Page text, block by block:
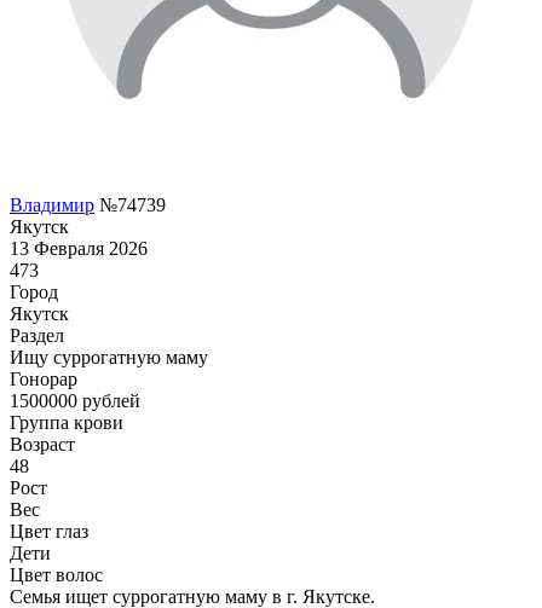
Владимир №74739
Якутск
13 Февраля 2026
473
Город
Якутск
Раздел
Ищу суррогатную маму
Гонoрар
1500000 рублей
Группа крови
Возраст
48
Рост
Вес
Цвет глаз
Дети
Цвет волос
Семья ищет суррогатную маму в г. Якутске.